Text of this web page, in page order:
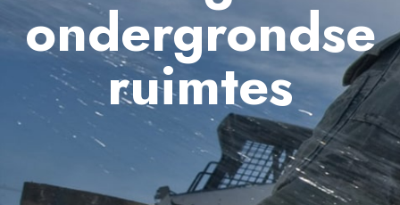
ondergrondse
ruimtes